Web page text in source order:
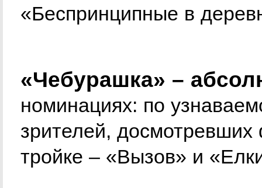
«Беспринципные в
«Чебурашка» –
номинациях: по
зрителей,
тройке – «Вызов» и